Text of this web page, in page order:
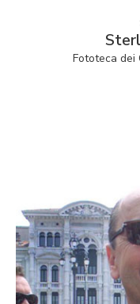
Fototeca dei